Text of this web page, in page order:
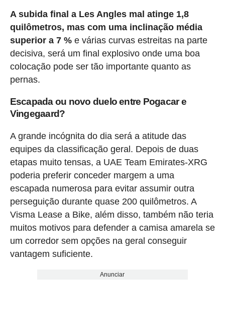
A subida final a Les Angles mal atinge 1,8
quilômetros, mas com uma inclinação média
superior a 7 %e várias curvas estreitas na parte
decisiva, será um final explosivo onde uma boa
colocação pode ser tão importante quanto as
pernas.
Escapada ou novo duelo entre Pogacar e
Vingegaard?
A grande incógnita do dia será a atitude das
equipes da classificação geral. Depois de duas
etapas muito tensas, a UAE Team Emirates-XRG
poderia preferir conceder margem a uma
escapada numerosa para evitar assumir outra
perseguição durante quase 200 quilômetros. A
Visma Lease a Bike, além disso, também não teria
muitos motivos para defender a camisa amarela se
um corredor sem opções na geral conseguir
vantagem suficiente.
Anunciar